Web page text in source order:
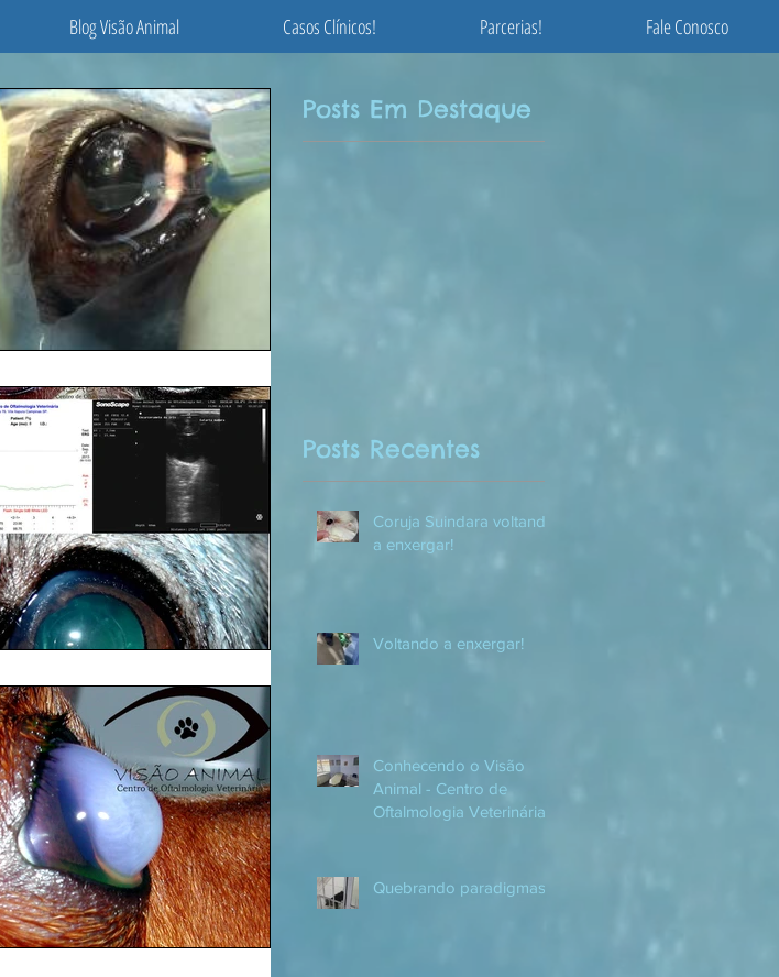
Blog Visão Animal Casos Clínicos! Parcerias! Fale Conosco
Posts Em Destaque
Posts Recentes
Coruja Suindara voltando
a enxergar!
Voltando a enxergar!
Conhecendo o Visão
Animal - Centro de
Oftalmologia Veterinária.
Quebrando paradigmas!